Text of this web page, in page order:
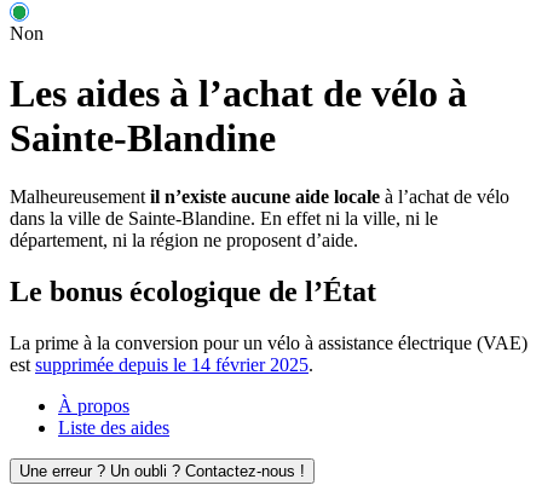
Non
Les aides à l’achat de vélo à
Sainte-Blandine
Malheureusement il n’existe aucune aide locale à l’achat de vélo
dans la ville de Sainte-Blandine. En effet ni la ville, ni le
département, ni la région ne proposent d’aide.
Le bonus écologique de l’État
La prime à la conversion pour un vélo à assistance électrique (VAE)
est supprimée depuis le 14 février 2025.
À propos
Liste des aides
Une erreur ? Un oubli ? Contactez-nous !